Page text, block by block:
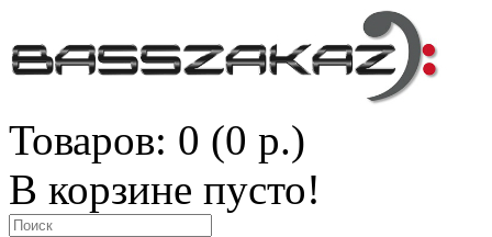
Товаров: 0 (0 р.)
В корзине пусто!